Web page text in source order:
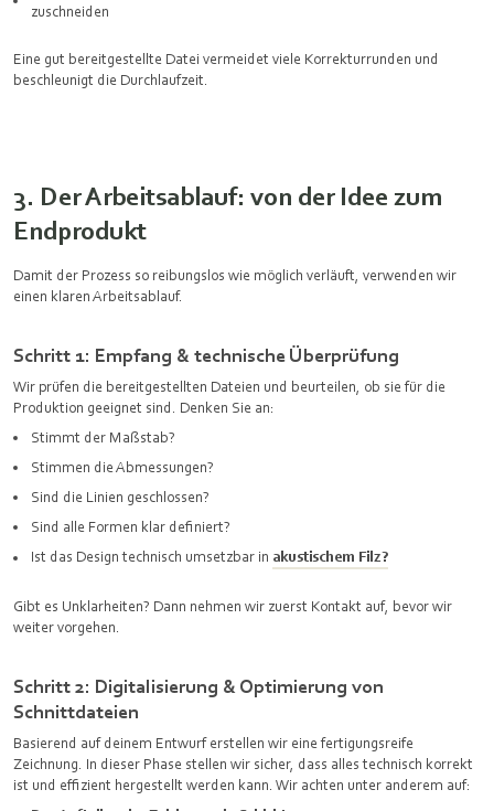
zuschneiden
Eine gut bereitgestellte Datei vermeidet viele Korrekturrunden und
beschleunigt die Durchlaufzeit.
3. Der Arbeitsablauf: von der Idee zum
Endprodukt
Damit der Prozess so reibungslos wie möglich verläuft, verwenden wir
einen klaren Arbeitsablauf.
Schritt 1: Empfang & technische Überprüfung
Wir prüfen die bereitgestellten Dateien und beurteilen, ob sie für die
Produktion geeignet sind. Denken Sie an:
Stimmt der Maßstab?
Stimmen die Abmessungen?
Sind die Linien geschlossen?
Sind alle Formen klar definiert?
Ist das Design technisch umsetzbar in akustischem Filz?
Gibt es Unklarheiten? Dann nehmen wir zuerst Kontakt auf, bevor wir
weiter vorgehen.
Schritt 2: Digitalisierung & Optimierung von
Schnittdateien
Basierend auf deinem Entwurf erstellen wir eine fertigungsreife
Zeichnung. In dieser Phase stellen wir sicher, dass alles technisch korrekt
ist und effizient hergestellt werden kann. Wir achten unter anderem auf: